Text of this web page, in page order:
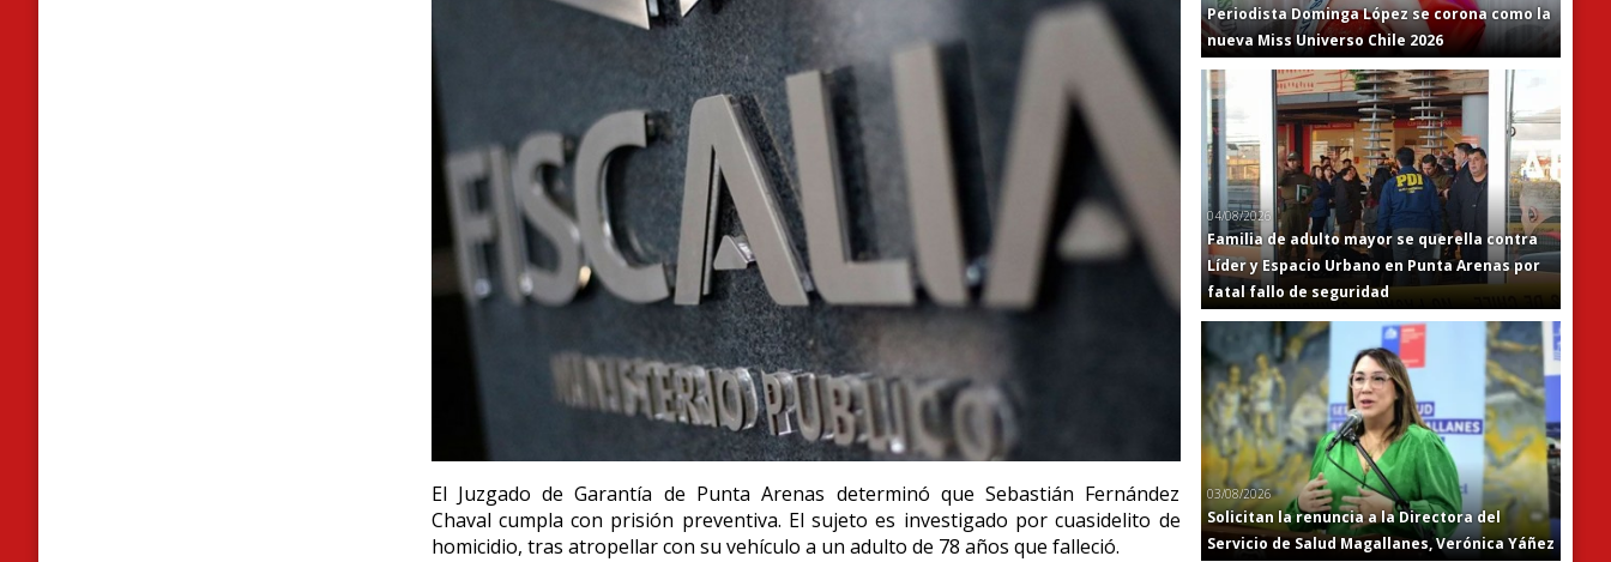
El Juzgado de Garantía de Punta Arenas determinó que Sebastián Fernández
Chaval cumpla con prisión preventiva. El sujeto es investigado por cuasidelito de
homicidio, tras atropellar con su vehículo a un adulto de 78 años que falleció.
Periodista Dominga López se corona como la
nueva Miss Universo Chile 2026
04/08/2026
Familia de adulto mayor se querella contra
Líder y Espacio Urbano en Punta Arenas por
fatal fallo de seguridad
03/08/2026
Solicitan la renuncia a la Directora del
Servicio de Salud Magallanes, Verónica Yáñez